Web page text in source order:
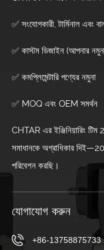
✅ সংযোগকারী, টার্মিনাল এবং
✅ কাস্টম ডিজাইন (আপনার
✅ কমপ্লিমেন্টারি পণ্যের নমুনা
✅ MOQ এবং OEM সমর্থন
CHTAR এর ইঞ্জিনিয়ারিং টিম
সমাধানকে অগ্রাধিকার
পরিবেশন করছি।
যোগাযোগ করুন
+86-13758875733